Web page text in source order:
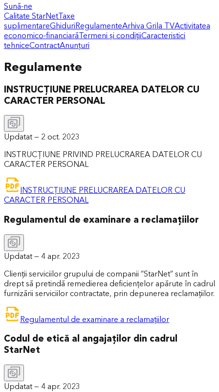
Sună-ne
Calitate StarNetTaxe
suplimentareGhiduriRegulamenteArhiva Grila TVActivitatea
economico-financiarăTermeni și condițiiCaracteristici
tehniceContractAnunțuri
Regulamente
INSTRUCȚIUNE PRELUCRAREA DATELOR CU
CARACTER PERSONAL
Updatat — 2 oct. 2023
INSTRUCȚIUNE PRIVIND PRELUCRAREA DATELOR CU
CARACTER PERSONAL
INSTRUCȚIUNE PRELUCRAREA DATELOR CU
CARACTER PERSONAL
Regulamentul de examinare a reclamațiilor
Updatat — 4 apr. 2023
Clienții serviciilor grupului de companii ”StarNet” sunt în
drept să pretindă remedierea deficienţelor apărute în cadrul
furnizării serviciilor contractate, prin depunerea reclamaţiilor.
Regulamentul de examinare a reclamațiilor
Codul de etică al angajaților din cadrul
StarNet
Updatat — 4 apr. 2023